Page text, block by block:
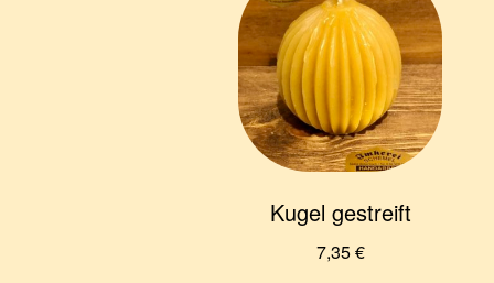
Kugel gestreift
7,35€